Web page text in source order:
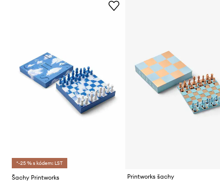
*-25 % s kódem: LST
Šachy Printworks
Printworks šachy